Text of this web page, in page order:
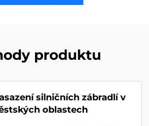
produktu
silničních zábradlí v
oblastech